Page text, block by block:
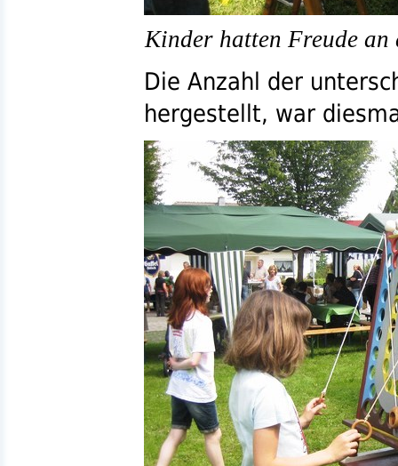
Kinder hatten Freude an
Die Anzahl der
hergestellt, war